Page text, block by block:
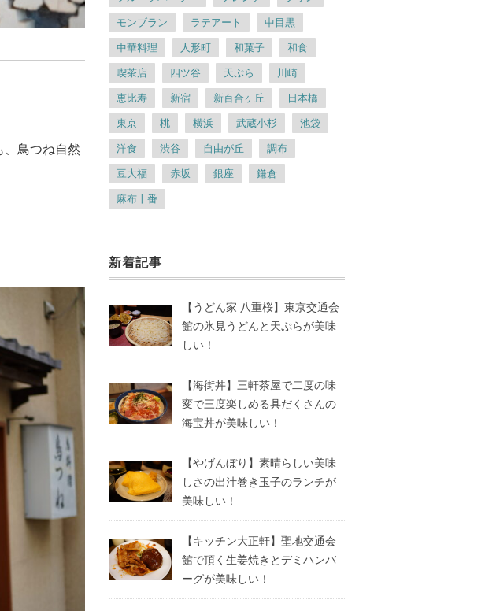
、鳥つね自然
モンブラン ラテアート 中目黒
中華料理 人形町 和菓子 和食
喫茶店 四ツ谷 天ぷら 川崎
恵比寿 新宿 新百合ヶ丘 日本橋
東京 桃 横浜 武蔵小杉 池袋
洋食 渋谷 自由が丘 調布
豆大福 赤坂 銀座 鎌倉
麻布十番
新着記事
【うどん家 八重桜】東京交通会
館の氷見うどんと天ぷらが美味
しい！
【海街丼】三軒茶屋で二度の味
変で三度楽しめる具だくさんの
海宝丼が美味しい！
【やげんぼり】素晴らしい美味
しさの出汁巻き玉子のランチが
美味しい！
【キッチン大正軒】聖地交通会
館で頂く生姜焼きとデミハンバ
ーグが美味しい！